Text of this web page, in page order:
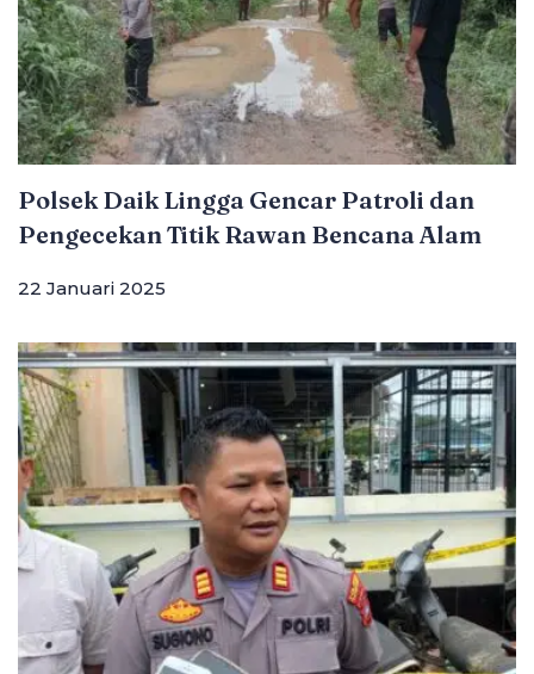
Polsek Daik Lingga Gencar Patroli dan
Pengecekan Titik Rawan Bencana Alam
22 Januari 2025